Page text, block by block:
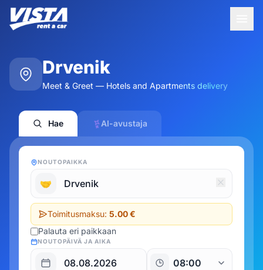
Drvenik
Meet & Greet — Hotels and Apartments delivery
Hae AI-avustaja
NOUTOPAIKKA
🤝
Toimitusmaksu: 5.00 €
Palauta eri paikkaan
NOUTOPÄIVÄ JA AIKA